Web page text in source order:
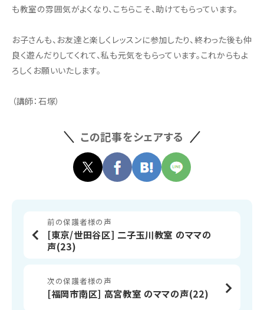
も教室の雰囲気がよくなり、こちらこそ、助けてもらっています。
お子さんも、お友達と楽しくレッスンに参加したり、終わった後も仲
良く遊んだりしてくれて、私も元気をもらっています。これからもよ
ろしくお願いいたします。
（講師：石塚）
この記事をシェアする
前の保護者様の声
[東京/世田谷区] 二子玉川教室 のママの
声(23)
次の保護者様の声
[福岡市南区] 高宮教室 のママの声(22)